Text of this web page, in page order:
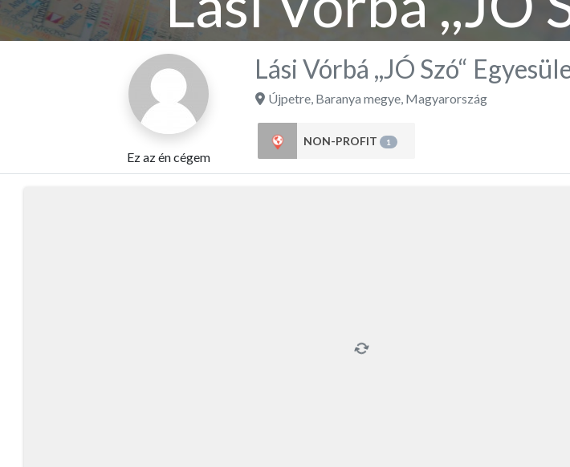
Ez az én cégem
Lási Vórbá ,,JÓ Szó“
Újpetre, Baranya megye, Magyarország
NON-PROFIT 1